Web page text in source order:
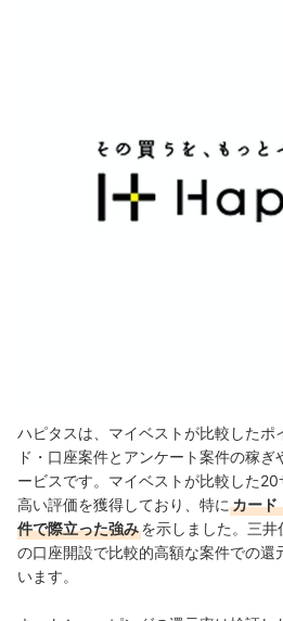
ハピタスは、マイベストが比較したポ
ド・口座案件とアンケート案件の稼
ービスです。マイベストが比較した
高い評価を獲得しており、特に カード
件で際立った強みを示しました。三
の口座開設で比較的高額な案件での還
います。